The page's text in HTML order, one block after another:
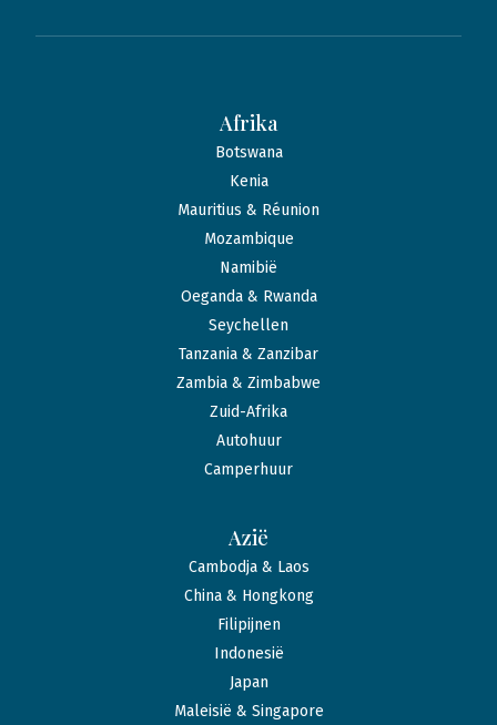
Afrika
Botswana
Kenia
Mauritius & Réunion
Mozambique
Namibië
Oeganda & Rwanda
Seychellen
Tanzania & Zanzibar
Zambia & Zimbabwe
Zuid-Afrika
Autohuur
Camperhuur
Azië
Cambodja & Laos
China & Hongkong
Filipijnen
Indonesië
Japan
Maleisië & Singapore